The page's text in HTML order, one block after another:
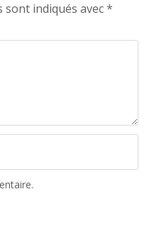
sont indiqués avec*